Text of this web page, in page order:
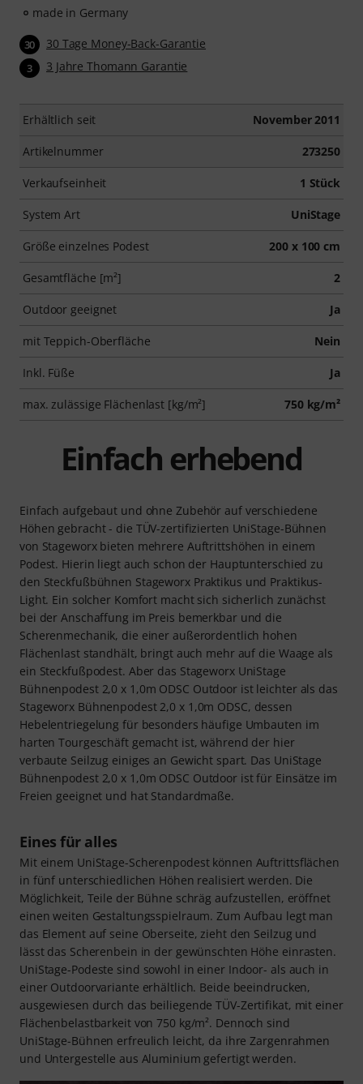
made in Germany
30 30 Tage Money-Back-Garantie
3 3 Jahre Thomann Garantie
Erhältlich seit November 2011
Artikelnummer 273250
Verkaufseinheit 1 Stück
System Art UniStage
Größe einzelnes Podest 200 x 100 cm
Gesamtfläche [m²] 2
Outdoor geeignet Ja
mit Teppich-Oberfläche Nein
Inkl. Füße Ja
max. zulässige Flächenlast [kg/m²] 750 kg/m²
Einfach erhebend
Einfach aufgebaut und ohne Zubehör auf verschiedene
Höhen gebracht - die TÜV-zertifizierten UniStage-Bühnen
von Stageworx bieten mehrere Auftrittshöhen in einem
Podest. Hierin liegt auch schon der Hauptunterschied zu
den Steckfußbühnen Stageworx Praktikus und Praktikus-
Light. Ein solcher Komfort macht sich sicherlich zunächst
bei der Anschaffung im Preis bemerkbar und die
Scherenmechanik, die einer außerordentlich hohen
Flächenlast standhält, bringt auch mehr auf die Waage als
ein Steckfußpodest. Aber das Stageworx UniStage
Bühnenpodest 2,0 x 1,0m ODSC Outdoor ist leichter als das
Stageworx Bühnenpodest 2,0 x 1,0m ODSC, dessen
Hebelentriegelung für besonders häufige Umbauten im
harten Tourgeschäft gemacht ist, während der hier
verbaute Seilzug einiges an Gewicht spart. Das UniStage
Bühnenpodest 2,0 x 1,0m ODSC Outdoor ist für Einsätze im
Freien geeignet und hat Standardmaße.
Eines für alles
Mit einem UniStage-Scherenpodest können Auftrittsflächen
in fünf unterschiedlichen Höhen realisiert werden. Die
Möglichkeit, Teile der Bühne schräg aufzustellen, eröffnet
einen weiten Gestaltungsspielraum. Zum Aufbau legt man
das Element auf seine Oberseite, zieht den Seilzug und
lässt das Scherenbein in der gewünschten Höhe einrasten.
UniStage-Podeste sind sowohl in einer Indoor- als auch in
einer Outdoorvariante erhältlich. Beide beeindrucken,
ausgewiesen durch das beiliegende TÜV-Zertifikat, mit einer
Flächenbelastbarkeit von 750 kg/m². Dennoch sind
UniStage-Bühnen erfreulich leicht, da ihre Zargenrahmen
und Untergestelle aus Aluminium gefertigt werden.